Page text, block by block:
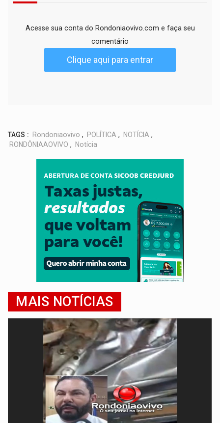
Acesse sua conta do Rondoniaovivo.com e faça seu
comentário
Clique aqui para entrar
TAGS : Rondoniaovivo , POLÍTICA , NOTÍCIA ,
RONDÔNIAAOVIVO , Notícia
MAIS NOTÍCIAS